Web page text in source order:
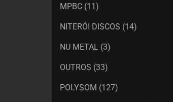
MPBC (11)
NITERÓI DISCOS (14)
NU METAL (3)
OUTROS (33)
POLYSOM (127)